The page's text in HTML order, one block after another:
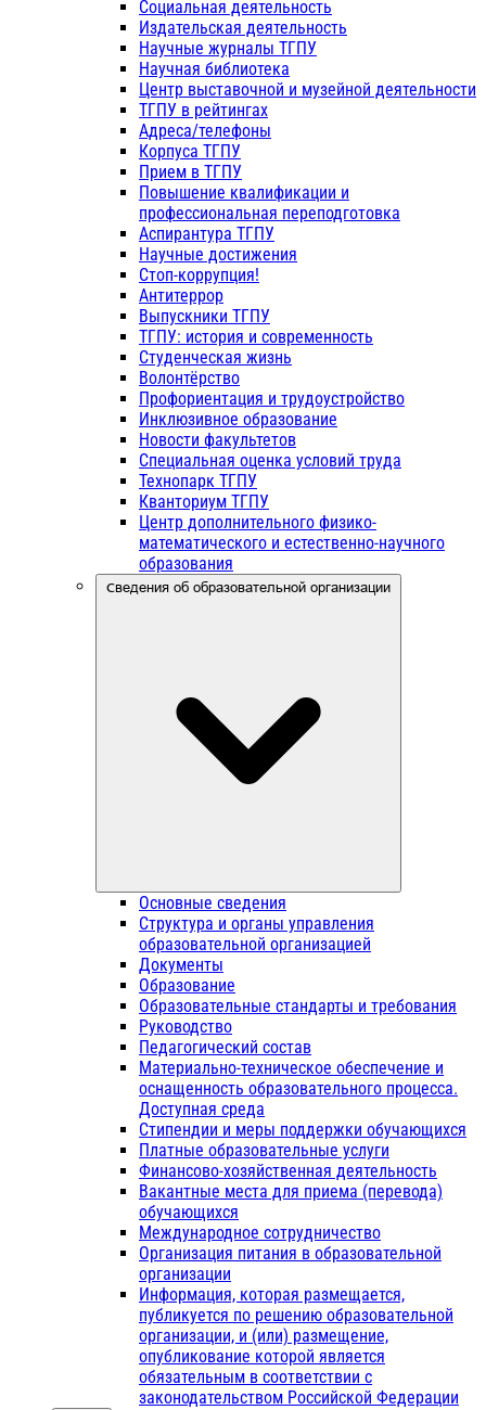
Социальная деятельность
Издательская деятельность
Научные журналы ТГПУ
Научная библиотека
Центр выставочной и музейной деятельности
ТГПУ в рейтингах
Адреса/телефоны
Корпуса ТГПУ
Прием в ТГПУ
Повышение квалификации и
профессиональная переподготовка
Аспирантура ТГПУ
Научные достижения
Стоп-коррупция!
Антитеррор
Выпускники ТГПУ
ТГПУ: история и современность
Студенческая жизнь
Волонтёрство
Профориентация и трудоустройство
Инклюзивное образование
Новости факультетов
Специальная оценка условий труда
Технопарк ТГПУ
Кванториум ТГПУ
Центр дополнительного физико-
математического и естественно-научного
образования
Сведения об образовательной организации
Основные сведения
Структура и органы управления
образовательной организацией
Документы
Образование
Образовательные стандарты и требования
Руководство
Педагогический состав
Материально-техническое обеспечение и
оснащенность образовательного процесса.
Доступная среда
Стипендии и меры поддержки обучающихся
Платные образовательные услуги
Финансово-хозяйственная деятельность
Вакантные места для приема (перевода)
обучающихся
Международное сотрудничество
Организация питания в образовательной
организации
Информация, которая размещается,
публикуется по решению образовательной
организации, и (или) размещение,
опубликование которой является
обязательным в соответствии с
законодательством Российской Федерации